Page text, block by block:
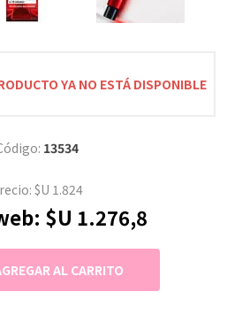
YA NO ESTÁ DISPONIBLE
13534
$U 1.824
$U 1.276,8